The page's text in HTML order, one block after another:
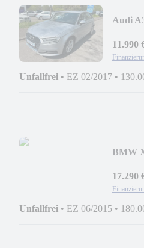
Audi
11.990
Unfallfrei • EZ 02/2017 •
BMW
17.290
Unfallfrei • EZ 06/2015 •